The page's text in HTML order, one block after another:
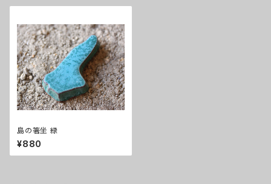
島の箸坐 緑
¥880